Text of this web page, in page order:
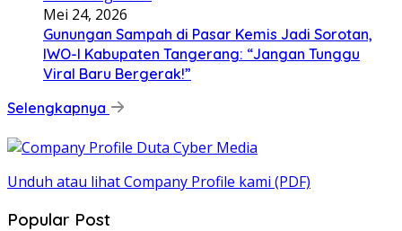
Mei 24, 2026
Gunungan Sampah di Pasar Kemis Jadi Sorotan,
IWO-I Kabupaten Tangerang: “Jangan Tunggu
Viral Baru Bergerak!”
Selengkapnya
Unduh atau lihat Company Profile kami (PDF)
Popular Post